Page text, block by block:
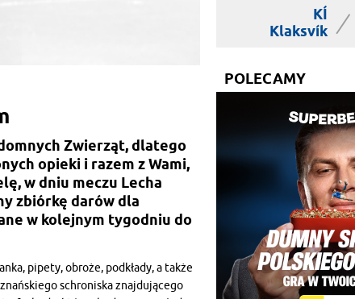
Zwierząt, dlatego
opieki i razem z Wami,
w dniu meczu Lecha
zbiórkę darów dla
w kolejnym tygodniu do
pipety, obroże, podkłady, a także
schroniska znajdującego
KÍ
Klaksvík
|
POLECAMY